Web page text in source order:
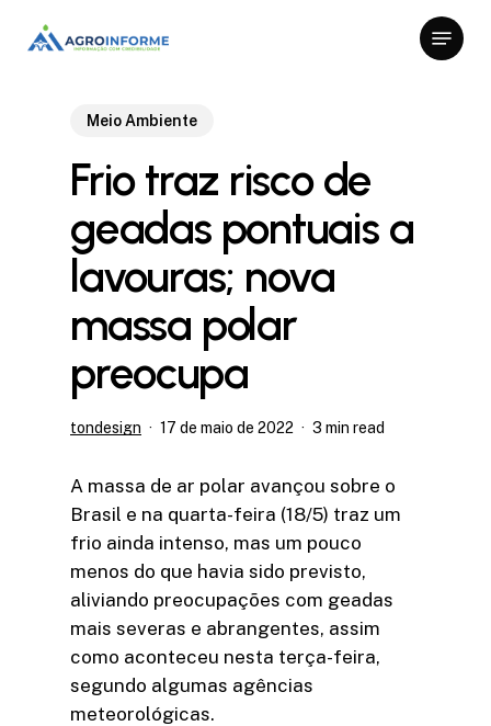
Menu
Meio Ambiente
Frio traz risco de
geadas pontuais a
lavouras; nova
massa polar
preocupa
tondesign 17 de maio de 2022 3 min read
A massa de ar polar avançou sobre o
Brasil e na quarta-feira (18/5) traz um
frio ainda intenso, mas um pouco
menos do que havia sido previsto,
aliviando preocupações com geadas
mais severas e abrangentes, assim
como aconteceu nesta terça-feira,
segundo algumas agências
meteorológicas.